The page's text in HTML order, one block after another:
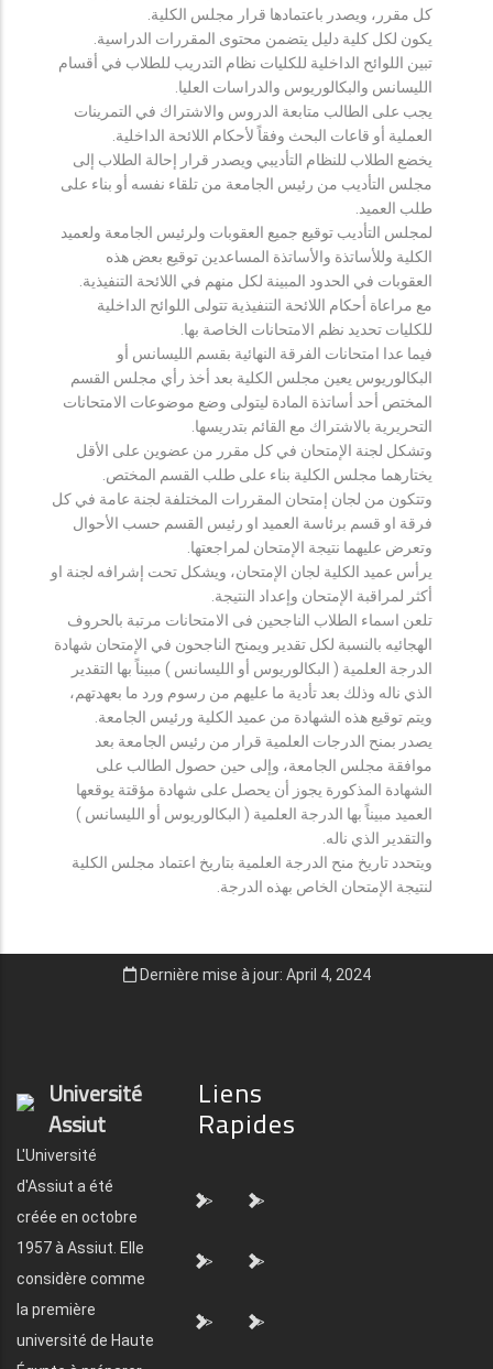
كل مقرر، ويصدر باعتمادها قرار مجلس الكلية.
يكون لكل كلية دليل يتضمن محتوى المقررات الدراسية.
تبين اللوائح الداخلية للكليات نظام التدريب للطلاب في أقسام
الليسانس والبكالوريوس والدراسات العليا.
يجب على الطالب متابعة الدروس والاشتراك في التمرينات
العملية أو قاعات البحث وفقاً لأحكام اللائحة الداخلية.
يخضع الطلاب للنظام التأديبي ويصدر قرار إحالة الطلاب إلى
مجلس التأديب من رئيس الجامعة من تلقاء نفسه أو بناء على
طلب العميد.
لمجلس التأديب توقيع جميع العقوبات ولرئيس الجامعة ولعميد
الكلية وللأساتذة والأساتذة المساعدين توقيع بعض هذه
العقوبات في الحدود المبينة لكل منهم في اللائحة التنفيذية.
مع مراعاة أحكام اللائحة التنفيذية تتولى اللوائح الداخلية
للكليات تحديد نظم الامتحانات الخاصة بها.
فيما عدا امتحانات الفرقة النهائية بقسم الليسانس أو
البكالوريوس يعين مجلس الكلية بعد أخذ رأي مجلس القسم
المختص أحد أساتذة المادة ليتولى وضع موضوعات الامتحانات
التحريرية بالاشتراك مع القائم بتدريسها.
وتشكل لجنة الإمتحان في كل مقرر من عضوين على الأقل
يختارهما مجلس الكلية بناء على طلب القسم المختص.
وتتكون من لجان إمتحان المقررات المختلفة لجنة عامة في كل
فرقة او قسم برئاسة العميد او رئيس القسم حسب الأحوال
وتعرض عليهما نتيجة الإمتحان لمراجعتها.
يرأس عميد الكلية لجان الإمتحان، ويشكل تحت إشرافه لجنة او
أكثر لمراقبة الإمتحان وإعداد النتيجة.
تلعن اسماء الطلاب الناجحين فى الامتحانات مرتبة بالحروف
الهجائيه بالنسبة لكل تقدير ويمنح الناجحون في الإمتحان شهادة
الدرجة العلمية ( البكالوريوس أو الليسانس ) مبيناً بها التقدير
الذي ناله وذلك بعد تأدية ما عليهم من رسوم ورد ما بعهدتهم،
ويتم توقيع هذه الشهادة من عميد الكلية ورئيس الجامعة.
يصدر بمنح الدرجات العلمية قرار من رئيس الجامعة بعد
موافقة مجلس الجامعة، وإلى حين حصول الطالب على
الشهادة المذكورة يجوز أن يحصل على شهادة مؤقتة يوقعها
العميد مبيناً بها الدرجة العلمية ( البكالوريوس أو الليسانس )
والتقدير الذي ناله.
ويتحدد تاريخ منح الدرجة العلمية بتاريخ اعتماد مجلس الكلية
لنتيجة الإمتحان الخاص بهذه الدرجة.
Dernière mise à jour: April 4, 2024
Université
Assiut
L'Université
d'Assiut a été
créée en octobre
1957 à Assiut. Elle
considère comme
la première
université de Haute
Liens
Rapides
"> ">
"> ">
"> ">